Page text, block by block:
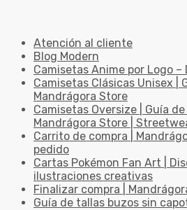
Atención al cliente
Blog Modern
Camisetas Anime por Logo –
Camisetas Clásicas Unisex |
Mandrágora Store
Camisetas Oversize | Guía de
Mandrágora Store |
Carrito de compra |
pedido
Cartas Pokémon Fan Art |
ilustraciones creativas
Finalizar compra |
Guía de tallas buzos sin